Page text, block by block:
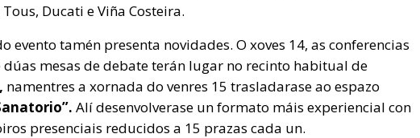
Ducati e Viña Costeira.
evento tamén presenta novidades. O xoves 14, as conferencias
mesas de debate terán lugar no recinto habitual de
namentres a xornada do venres 15 trasladarase ao espazo
Alí desenvolverase un formato máis experiencial con
presenciais reducidos a 15 prazas cada un.